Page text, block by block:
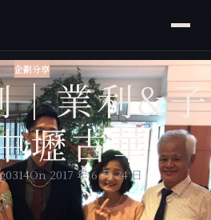
企劃分享
｜業利&子
壢古華
On 2017 年 6 月 24 日
的人，要多少的堅持才能確定自己做了對
、是一段人生時光、是一段愛情終成圓滿